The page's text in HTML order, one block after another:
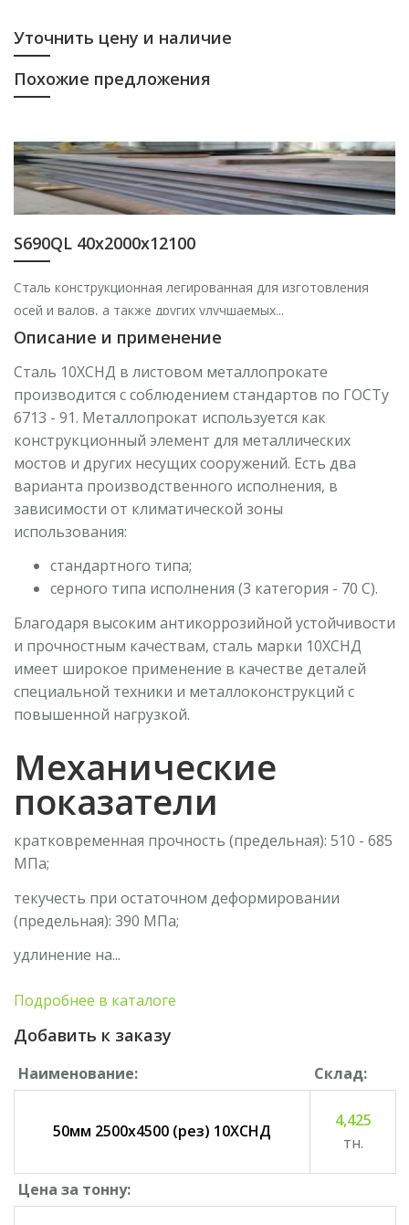
Уточнить цену и наличие
Похожие предложения
S690QL 40х2000х12100
Сталь конструкционная легированная для изготовления
осей и валов, а также других улучшаемых...
6мм 1700х12000 ст3сп5 ДСТУ
160мм 2000х2400(рез) 40Х ГОСТ 4543
Сталь конструкционная легированная для изготовления
осей и валов, а также других улучшаемых...
S690QL 50х2000х8400(рез)
Отличительными свойствами S690QL являются хорошая
16мм 2000х12000 06Г2Б
Описание и применение
Сталь 10ХСНД в листовом металлопрокате
производится с соблюдением стандартов по ГОСТу
6713 - 91. Металлопрокат используется как
конструкционный элемент для металлических
мостов и других несущих сооружений. Есть два
варианта производственного исполнения, в
зависимости от климатической зоны
использования:
стандартного типа;
серного типа исполнения (3 категория - 70 С).
Благодаря высоким антикоррозийной устойчивости
и прочностным качествам, сталь марки 10ХСНД
имеет широкое применение в качестве деталей
специальной техники и металлоконструкций с
повышенной нагрузкой.
Механические
показатели
кратковременная прочность (предельная): 510 - 685
МПа;
текучесть при остаточном деформировании
(предельная): 390 МПа;
удлинение на...
Подробнее в каталоге
Добавить к заказу
Наименование: Cклад:
50мм 2500х4500 (рез) 10ХСНД
4,425
тн.
Цена за тонну: